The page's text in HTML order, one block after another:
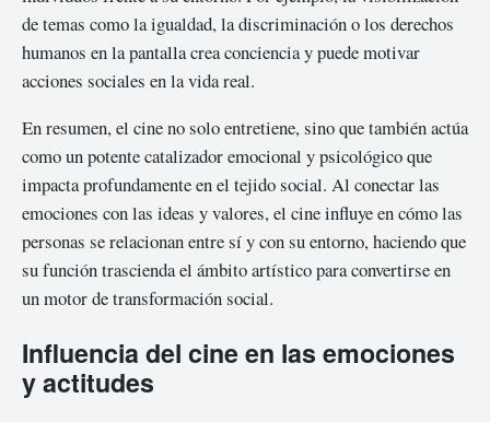
de temas como la igualdad, la discriminación o los derechos
humanos en la pantalla crea conciencia y puede motivar
acciones sociales en la vida real.
En resumen, el cine no solo entretiene, sino que también actúa
como un potente catalizador emocional y psicológico que
impacta profundamente en el tejido social. Al conectar las
emociones con las ideas y valores, el cine influye en cómo las
personas se relacionan entre sí y con su entorno, haciendo que
su función trascienda el ámbito artístico para convertirse en
un motor de transformación social.
Influencia del cine en las emociones
y actitudes